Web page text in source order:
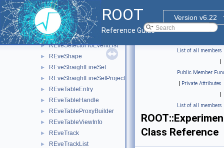
ROOT
Version v6.22
Reference Guide
► REveSceneInfo
► REveSceneList
► REveSecondarySelectable
► REveSelection
► REveSelectorToEventList
► REveShape
► REveStraightLineSet
► REveStraightLineSetProjected
► REveTableEntry
► REveTableHandle
► REveTableProxyBuilder
► REveTableViewInfo
► REveTrack
► REveTrackList
List of all members
|
Public Member
| Private Attributes
|
List of all members
Class Reference